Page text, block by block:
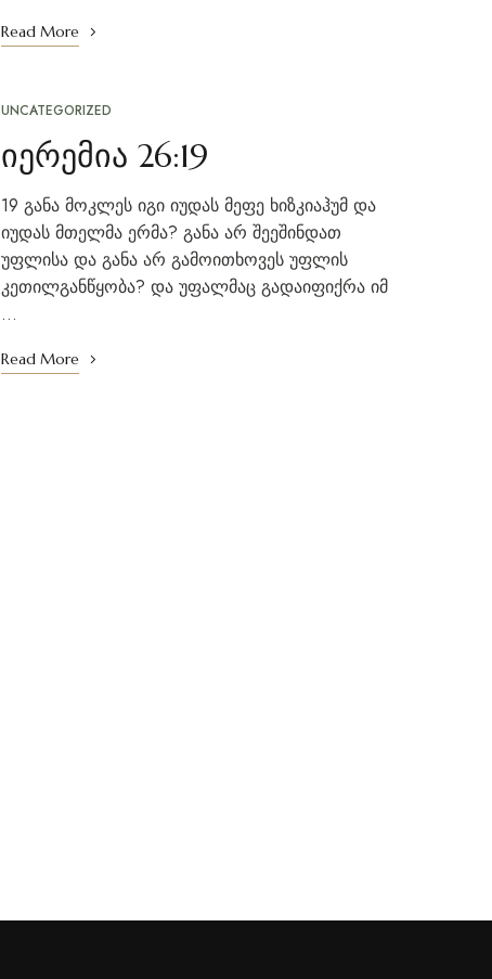
Read More
UNCATEGORIZED
იერემია 26:19
19 განა მოკლეს იგი იუდას მეფე ხიზკიაჰუმ და
იუდას მთელმა ერმა? განა არ შეეშინდათ
უფლისა და განა არ გამოითხოვეს უფლის
კეთილგანწყობა? და უფალმაც გადაიფიქრა იმ
…
Read More